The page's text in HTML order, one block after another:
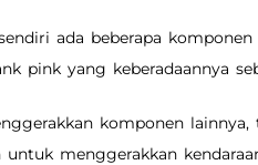
ada beberapa
pink yang keberadaannya
komponen
menggerakkan